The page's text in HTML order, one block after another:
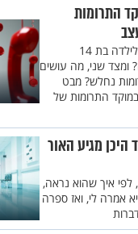
התרומות
מצד אחד, איך אפשר לסרב לילדה בת 14
שני, מה עושים
נחלש? מבט
התרומות של
היכן מגיע האור
לפי איך שהוא נראה,
אמרה לי, ואז ספרה